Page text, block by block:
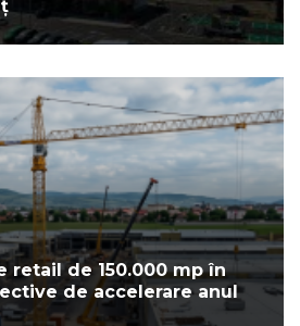
retail de 150.000 mp în
de accelerare anul